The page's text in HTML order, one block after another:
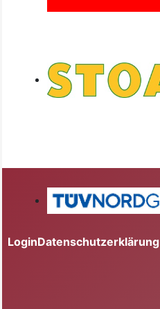
LoginDatenschutzerklärung